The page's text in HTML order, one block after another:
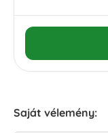
Saját vélemény: